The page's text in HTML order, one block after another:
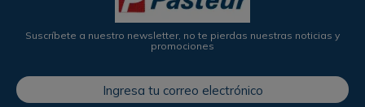
Suscríbete a nuestro newsletter, no te pierdas nuestras noticias y
promociones